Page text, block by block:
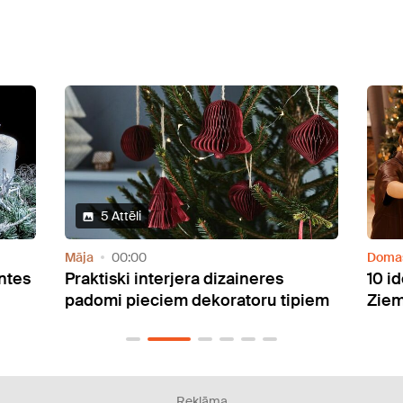
Domas 00:00
10 idejas videi draudzīgiem
Ziemassvētkiem